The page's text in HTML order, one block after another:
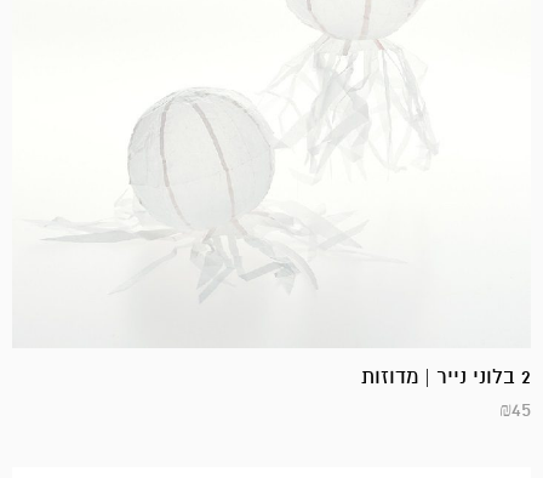
2 בלוני נייר | מדוזות
₪45